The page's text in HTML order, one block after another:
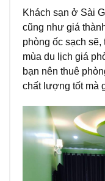
Khách sạn ở Sài
cũng như giá
phòng ốc sạch
mùa du lịch giá
bạn nên thuê
chất lượng tốt mà